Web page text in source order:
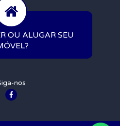
OU ALUGAR SEU
nos